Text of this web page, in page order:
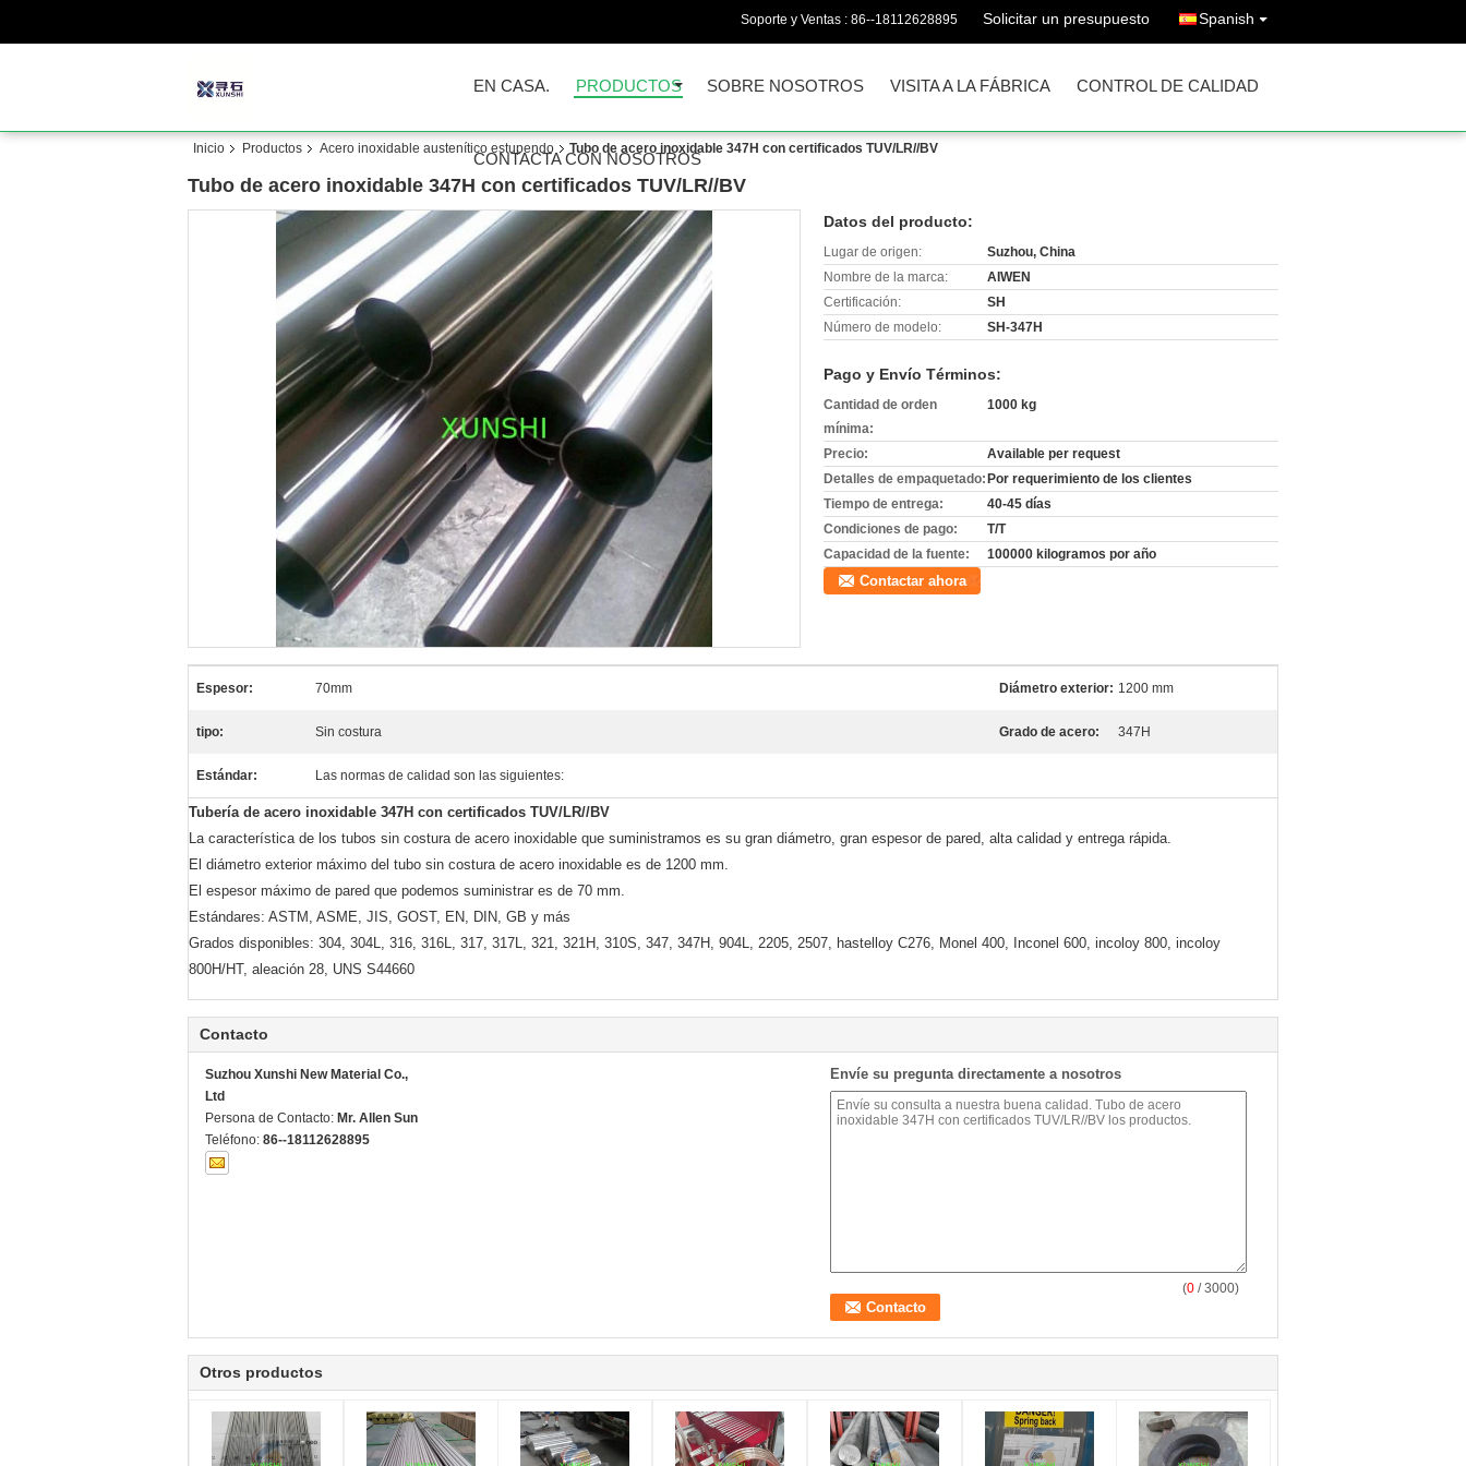
Soporte y Ventas : 86--18112628895 Solicitar un presupuesto Spanish
EN CASA. PRODUCTOS SOBRE NOSOTROS VISITA A LA FÁBRICA CONTROL DE CALIDAD
CONTACTA CON NOSOTROS
Inicio Productos Acero inoxidable austenítico estupendo Tubo de acero inoxidable 347H con certificados TUV/LR//BV
Tubo de acero inoxidable 347H con certificados TUV/LR//BV
Datos del producto:
Lugar de origen:
Suzhou, China
Nombre de la marca:
AIWEN
Certificación:
SH
Número de modelo:
SH-347H
Pago y Envío Términos:
Cantidad de orden
mínima:
1000 kg
Precio:
Available per request
Detalles de empaquetado: Por requerimiento de los clientes
Tiempo de entrega:
40-45 días
Condiciones de pago:
T/T
Capacidad de la fuente:
100000 kilogramos por año
Contactar ahora
Espesor: 70mm Diámetro exterior: 1200 mm
tipo: Sin costura Grado de acero: 347H
Estándar: Las normas de calidad son las siguientes:
Tubería de acero inoxidable 347H con certificados TUV/LR//BV
La característica de los tubos sin costura de acero inoxidable que suministramos es su gran diámetro, gran espesor de pared, alta calidad y entrega rápida.
El diámetro exterior máximo del tubo sin costura de acero inoxidable es de 1200 mm.
El espesor máximo de pared que podemos suministrar es de 70 mm.
Estándares: ASTM, ASME, JIS, GOST, EN, DIN, GB y más
Grados disponibles: 304, 304L, 316, 316L, 317, 317L, 321, 321H, 310S, 347, 347H, 904L, 2205, 2507, hastelloy C276, Monel 400, Inconel 600, incoloy 800, incoloy
800H/HT, aleación 28, UNS S44660
Contacto
Suzhou Xunshi New Material Co.,
Ltd
Persona de Contacto: Mr. Allen Sun
Teléfono: 86--18112628895
Envíe su pregunta directamente a nosotros
(0 / 3000)
Otros productos